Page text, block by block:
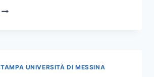
SEDUTE
UNIVERSITÀ DI MESSINA